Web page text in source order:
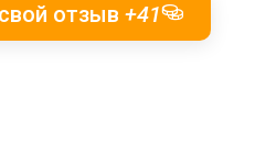
отзыв +41